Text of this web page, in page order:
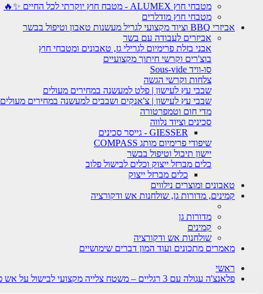
מטבחי חוץ ALUMEX - מטבח חוץ יוקרתי לכל החיים ✨🔥
מטבחי חוץ מודלרים
אביזרי BBQ וציוד מקצועי לגריל מעשנות טאבון וטיפול בבשר
אביזרים לעבודה עם בשר
אבני בזלת פרימיום לגרילי גז, טאבונים ומטבחי חוץ
בוצ'רים וקרשי חיתוך מקצועיים
סו-וויד Sous-vide
צלחות וקרשי הגשה
שבבי עץ לעישון | פלט למעשנה במחירים מעולים
שבבי עץ לעישון | צ'אנקים ושבבים למעשנה במחירים מעולים
מדי חום וטמפרטורה
סכינים וציוד נלווה
GIESSER - גייסר סכינים
שיפודי פרימיום מותג COMPASS
יישון תיבול וטיפול בבשר
כלים מברזל ייצוק וכלים לבישול פלוב
כלים מברזל ייצוק
טאבונים ומוצרים נילווים
קמינים, מדורות גן, שולחנות אש ודקורציה
מדורות גן
קמינים
שולחנות אש ודקורציה
מאמרים מתכונים ועוד המון דברים שימושיים
ראשי
פלאנצ'ה עגולה עם 3 רגליים – משטח צלייה מקצועי לבישול על אש פתוחה